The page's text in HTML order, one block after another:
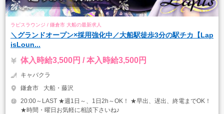
ラピスラウンジ / 鎌倉市 大船の最新求人
＼グランドオープン×採用強化中／大船駅徒歩3分の駅チカ【Lap
isLoun...
体入時給3,500円 / 本入時給3,500円
キャバクラ
鎌倉市
大船・藤沢
20:00～LAST ★週1日～、1日2h～OK！ ★早出、遅出、終電までOK！
★時間・曜日お気軽に相談下さいね♪